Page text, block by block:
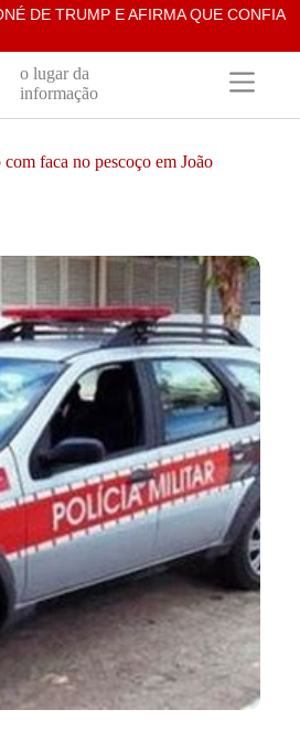
TRUMP E AFIRMA QUE CONFIA NAS
o lugar da
informação
faca no pescoço em João